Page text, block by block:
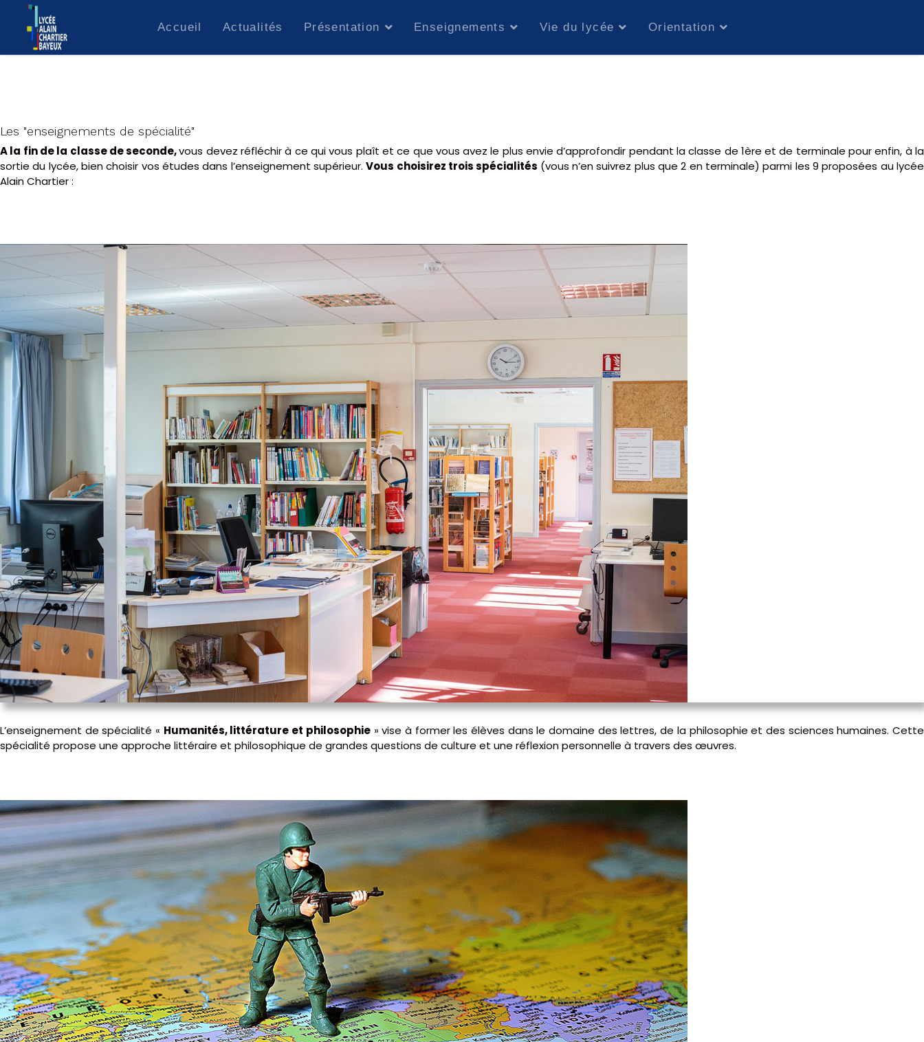
Accueil Actualités Présentation Enseignements Vie du lycée Orientation
Les "enseignements de spécialité"
A la fin de la classe de seconde,vous devez réfléchir à ce qui vous plaît et ce que vous avez le plus envie d’approfondir pendant la classe de 1ère et de terminale pour enfin, à la
sortie du lycée, bien choisir vos études dans l’enseignement supérieur.Vous choisirez trois spécialités (vous n’en suivrez plus que 2 en terminale) parmi les 9 proposées au lycée
Alain Chartier :
L’enseignement de spécialité « Humanités, littérature et philosophie» vise à former les élèves dans le domaine des lettres, de la philosophie et des sciences humaines. Cette
spécialité propose une approche littéraire et philosophique de grandes questions de culture et une réflexion personnelle à travers des œuvres.